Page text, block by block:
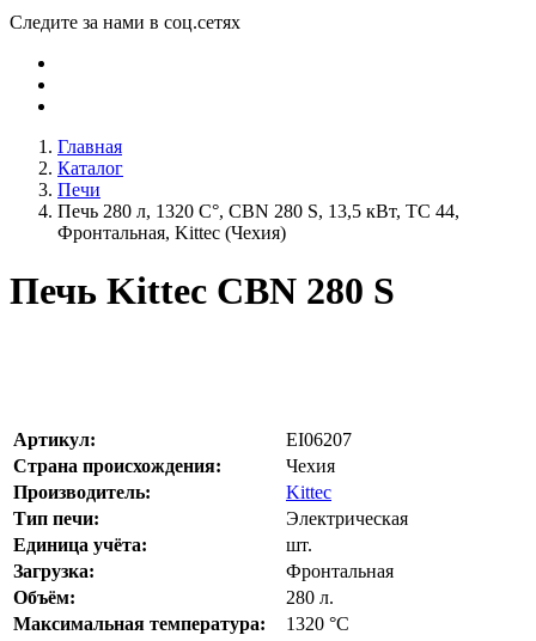
Следите за нами в соц.сетях
Главная
Каталог
Печи
Печь 280 л, 1320 С°, CBN 280 S, 13,5 кВт, TC 44,
Фронтальная, Kittec (Чехия)
Печь Kittec CBN 280 S
Артикул:
EI06207
Страна происхождения:
Чехия
Производитель:
Kittec
Тип печи:
Электрическая
Единица учёта:
шт.
Загрузка:
Фронтальная
Объём:
280 л.
Максимальная температура:
1320 °С